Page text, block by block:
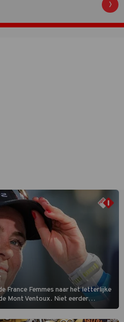
France Femmes naar het letterlijke
Mont Ventoux. Niet eerder
koers op deze kale col uit de
de slotklim is vlak.